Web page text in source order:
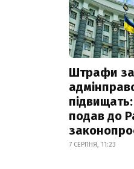
Штрафи за
подав до
7 СЕРПНЯ, 11:23